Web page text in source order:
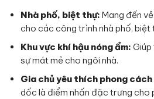
Nhà phố, biệt thự: Mang đến
cho các công trình nhà phố, biệt
Khu vực khí hậu nóng ẩm:
sự mát mẻ cho ngôi nhà.
Gia chủ yêu thích phong
dốc là điểm nhấn đặc trưng cho